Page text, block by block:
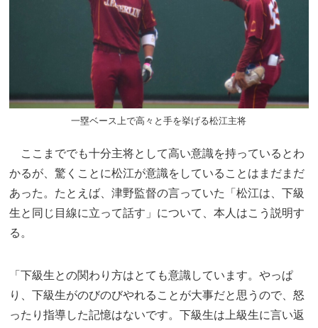
一塁ベース上で高々と手を挙げる松江主将
ここまででも十分主将として高い意識を持っているとわ
かるが、驚くことに松江が意識をしていることはまだまだ
あった。たとえば、津野監督の言っていた「松江は、下級
生と同じ目線に立って話す」について、本人はこう説明す
る。
「下級生との関わり方はとても意識しています。やっぱ
り、下級生がのびのびやれることが大事だと思うので、怒
ったり指導した記憶はないです。下級生は上級生に言い返